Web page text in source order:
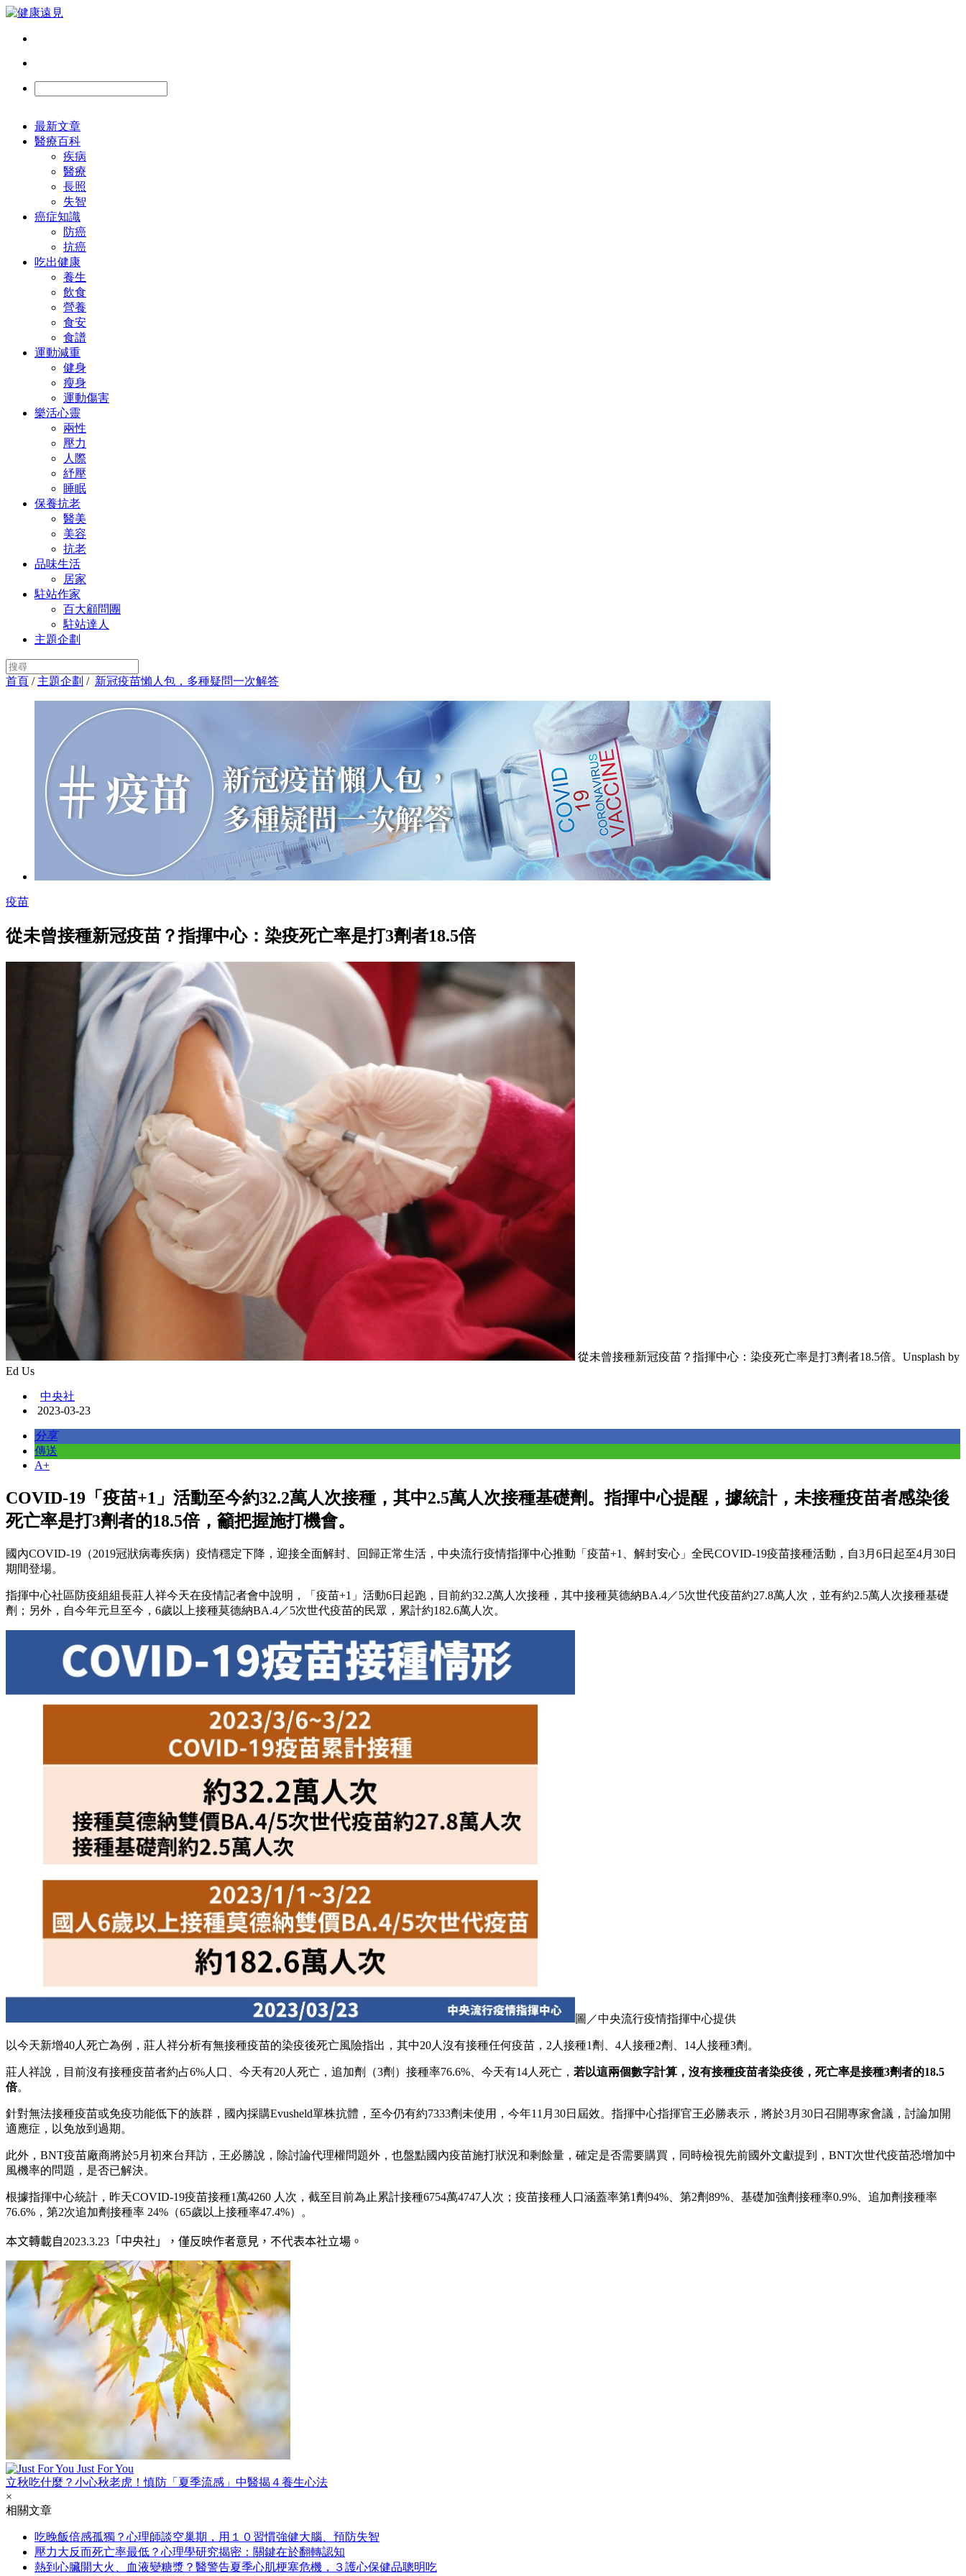
最新文章
醫療百科
疾病
醫療
長照
失智
癌症知識
防癌
抗癌
吃出健康
養生
飲食
營養
食安
食譜
運動減重
健身
瘦身
運動傷害
樂活心靈
兩性
壓力
人際
紓壓
睡眠
保養抗老
醫美
美容
抗老
品味生活
居家
駐站作家
百大顧問團
駐站達人
主題企劃
首頁 / 主題企劃 / 新冠疫苗懶人包，多種疑問一次解答
疫苗
從未曾接種新冠疫苗？指揮中心：染疫死亡率是打3劑者18.5倍
從未曾接種新冠疫苗？指揮中心：染疫死亡率是打3劑者18.5倍。Unsplash by
Ed Us
中央社
2023-03-23
分享
傳送
A+
COVID-19「疫苗+1」活動至今約32.2萬人次接種，其中2.5萬人次接種基礎劑。指揮中心提醒，據統計，未接種疫苗者感染後
死亡率是打3劑者的18.5倍，籲把握施打機會。
國內COVID-19（2019冠狀病毒疾病）疫情穩定下降，迎接全面解封、回歸正常生活，中央流行疫情指揮中心推動「疫苗+1、解封安心」全民COVID-19疫苗接種活動，自3月6日起至4月30日
期間登場。
指揮中心社區防疫組組長莊人祥今天在疫情記者會中說明，「疫苗+1」活動6日起跑，目前約32.2萬人次接種，其中接種莫德納BA.4／5次世代疫苗約27.8萬人次，並有約2.5萬人次接種基礎
劑；另外，自今年元旦至今，6歲以上接種莫德納BA.4／5次世代疫苗的民眾，累計約182.6萬人次。
圖／中央流行疫情指揮中心提供
以今天新增40人死亡為例，莊人祥分析有無接種疫苗的染疫後死亡風險指出，其中20人沒有接種任何疫苗，2人接種1劑、4人接種2劑、14人接種3劑。
莊人祥說，目前沒有接種疫苗者約占6%人口、今天有20人死亡，追加劑（3劑）接種率76.6%、今天有14人死亡， 若以這兩個數字計算，沒有接種疫苗者染疫後，死亡率是接種3劑者的18.5
倍。
針對無法接種疫苗或免疫功能低下的族群，國內採購Evusheld單株抗體，至今仍有約7333劑未使用，今年11月30日屆效。指揮中心指揮官王必勝表示，將於3月30日召開專家會議，討論加開
適應症，以免放到過期。
此外，BNT疫苗廠商將於5月初來台拜訪，王必勝說，除討論代理權問題外，也盤點國內疫苗施打狀況和剩餘量，確定是否需要購買，同時檢視先前國外文獻提到，BNT次世代疫苗恐增加中
風機率的問題，是否已解決。
根據指揮中心統計，昨天COVID-19疫苗接種1萬4260 人次，截至目前為止累計接種6754萬4747人次；疫苗接種人口涵蓋率第1劑94%、第2劑89%、基礎加強劑接種率0.9%、追加劑接種率
76.6%，第2次追加劑接種率 24%（65歲以上接種率47.4%）。
本文轉載自2023.3.23 「中央社」 ，僅反映作者意見，不代表本社立場。
Just For You
立秋吃什麼？小心秋老虎！慎防「夏季流感」中醫揭４養生心法
×
相關文章
吃晚飯倍感孤獨？心理師談空巢期，用１０習慣強健大腦、預防失智
壓力大反而死亡率最低？心理學研究揭密：關鍵在於翻轉認知
熱到心臟開大火、血液變糖漿？醫警告夏季心肌梗塞危機，３護心保健品聰明吃